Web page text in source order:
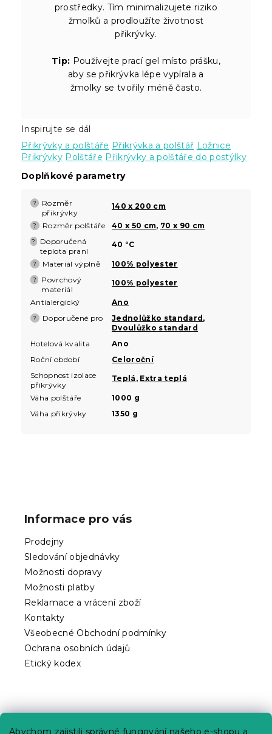
Abychom zajistili správné fungování našeho e-shopu a
prostředky. Tím minimalizujete riziko
žmolků a prodloužíte životnost
přikrývky.
Tip: Používejte prací gel místo prášku,
aby se přikrývka lépe vypírala a
žmolky se tvořily méně často.
Inspirujte se dál
Přikrývky a polštáře Přikrývka a polštář Ložnice
Přikrývky Polštáře Přikrývky a polštáře do postýlky
Doplňkové parametry
?
Rozměr
přikrývky
140 x 200 cm
? Rozměr polštáře 40 x 50 cm, 70 x 90 cm
?
Doporučená
teplota praní
40 °C
? Materiál výplně 100% polyester
?
Povrchový
materiál
100% polyester
Antialergický Ano
? Doporučené pro Jednolůžko standard,
Dvoulůžko standard
Hotelová kvalita
Ano
Roční období
Celoroční
Schopnost izolace
přikrývky
Teplá , Extra teplá
Váha polštáře
1000 g
Váha přikrývky
1350 g
Informace pro vás
Prodejny
Sledování objednávky
Možnosti dopravy
Možnosti platby
Reklamace a vrácení zboží
Kontakty
Všeobecné Obchodní podmínky
Ochrana osobních údajů
Etický kodex